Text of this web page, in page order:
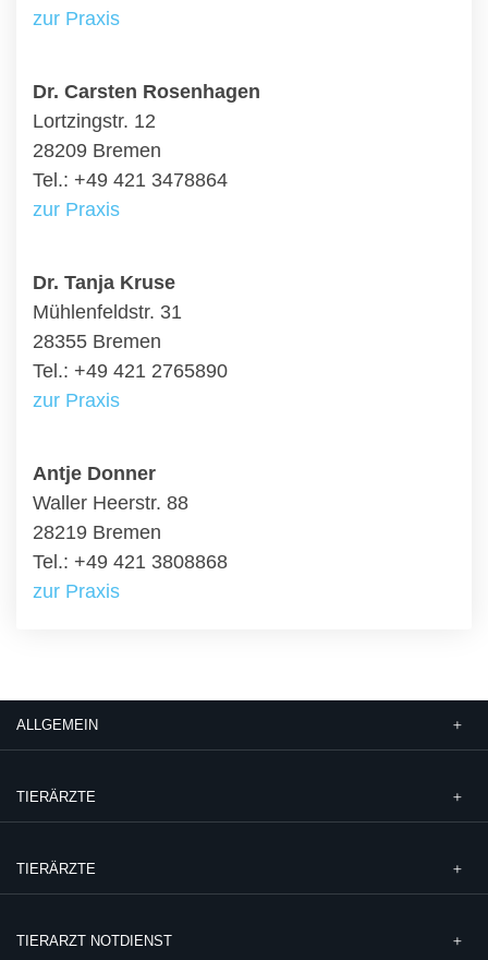
zur Praxis
Dr. Carsten Rosenhagen
Lortzingstr. 12
28209 Bremen
Tel.: +49 421 3478864
zur Praxis
Dr. Tanja Kruse
Mühlenfeldstr. 31
28355 Bremen
Tel.: +49 421 2765890
zur Praxis
Antje Donner
Waller Heerstr. 88
28219 Bremen
Tel.: +49 421 3808868
zur Praxis
ALLGEMEIN
TIERÄRZTE
TIERÄRZTE
TIERARZT NOTDIENST